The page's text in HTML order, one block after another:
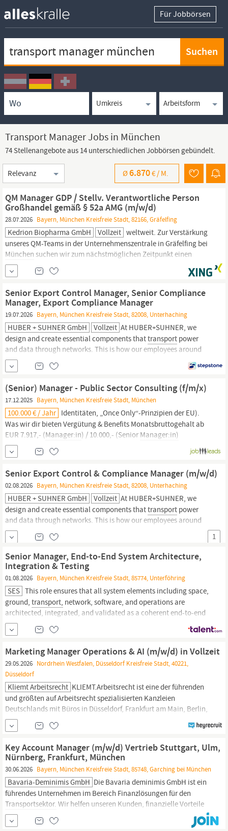
Für Jobbörsen
Ortssuche
Umkreissuche
Arbeitsform
Transport Manager Jobs in München
74 Stellenangebote aus 14 unterschiedlichen Jobbörsen gebündelt.
Sortierung
Ø6.870€ / M.
QM Manager GDP / Stellv. Verantwortliche Person
Großhandel gemäß § 52a AMG (m/w/d)
28.07.2026 Bayern, München Kreisfreie Stadt, 82166, Gräfelfing
Kedrion Biopharma GmbH Vollzeit weltweit. Zur Verstärkung
unseres QM-Teams in der Unternehmenszentrale in Gräfelfing bei
München suchen wir zum nächstmöglichen Zeitpunkt einen
Stellv. Verantwortliche Person Großhandel gemäß § 52a AMG /
QMManager
GDP (m/w/d) In Ihrer Rolle als stellvertretende
Senior Export Control Manager, Senior Compliance
Manager, Export Compliance Manager
19.07.2026 Bayern, München Kreisfreie Stadt, 82008, Unterhaching
HUBER + SUHNER GmbH Vollzeit At HUBER+SUHNER, we
design and create essential components thattransport power
and data through networks. This is how our employees around
the globe contribute to a world where people get and stay
connected. Senior Export Control & Compliance
Strategische...
(Senior) Manager - Public Sector Consulting (f/m/x)
17.12.2025 Bayern, München Kreisfreie Stadt, München
100.000 € / Jahr Identitäten, „Once Only“-Prinzipien der EU).
Was wir dir bieten Vergütung & Benefits Monatsbruttogehalt ab
EUR 7.917,- (Manager:in) / 10.000,- (Senior Manager:in)
Performance-Bonus von bis zu EUR 25.000,- jährlich 30
Urlaubstage und Vollzeit (All-in) Öffi-Ticket und Corporate
Senior Export Control & Compliance Manager (m/w/d)
02.08.2026 Bayern, München Kreisfreie Stadt, 82008, Unterhaching
HUBER + SUHNER GmbH Vollzeit At HUBER+SUHNER, we
design and create essential components thattransport power
and data through networks. This is how our employees around
the globe contribute to a world where people get and stay
connected. Senior Export Control & Compliance
(m/w/d) m/w/d Unterhaching Vollzeit Unbefristet Strategische
Weiterentwicklung der...
1
Senior Manager, End-to-End System Architecture,
Integration & Testing
01.08.2026 Bayern, München Kreisfreie Stadt, 85774, Unterföhring
SES This role ensures that all system elements including space,
ground, transport, network, software, and operations are
architected, integrated, and validated as a coherent end-to-end
solution that meets technical, operational, and commercial
objectives. Working across multiple engineering disciplines, the
Marketing Manager Operations & AI (m/w/d) in Vollzeit
29.05.2026 Nordrhein Westfalen, Düsseldorf Kreisfreie Stadt, 40221,
Düsseldorf
Kliemt Arbeitsrecht KLIEMT.Arbeitsrecht ist eine der führenden
und größten auf Arbeitsrecht spezialisierten Kanzleien
Deutschlands mit Büros in Düsseldorf, Frankfurt am Main, Berlin,
München,
Hamburg und Köln. Mit rund 100 auf Arbeitsrecht
spezialisierten Rechtsanwälten bietet KLIEMT.Arbeitsrecht
nationalen und internationalen Unternehmen eine umfassende
und
Key Account Manager (m/w/d) Vertrieb Stuttgart, Ulm,
Nürnberg, Frankfurt, München
30.06.2026 Bayern, München Kreisfreie Stadt, 85748, Garching bei München
Bavaria-Deminimis GmbH Die Bavaria deminimis GmbH ist ein
führendes Unternehmen im Bereich Finanzlösungen für den
Transportsektor. Wir helfen unseren Kunden, finanzielle Vorteile
durch staatliche Subventionen und Förderprogramme zu nutzen.
Um unser Wachstum weiter voranzutreiben, suchen wir einen